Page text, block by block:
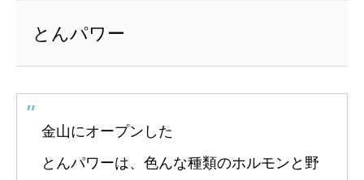
とんパワー
金山にオープンした
とんパワーは、色んな種類のホルモンと野